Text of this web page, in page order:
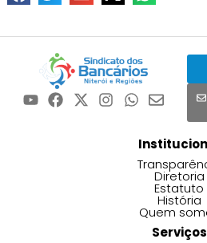
Diretoria
Estatuto
História
Quem
Serviços